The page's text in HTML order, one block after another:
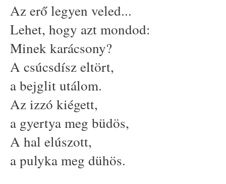
Az erő legyen veled...
Lehet, hogy azt mondod:
Minek karácsony?
A csúcsdísz eltört,
a bejglit utálom.
Az izzó kiégett,
a gyertya meg büdös,
A hal elúszott,
a pulyka meg dühös.